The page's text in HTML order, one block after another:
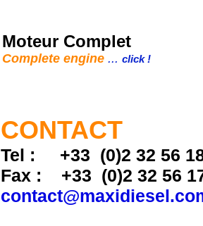
Moteur Complet
Complete engine ... click !
CONTACT
Tel : +33 (0)2 32 56
Fax : +33 (0)2 32 56